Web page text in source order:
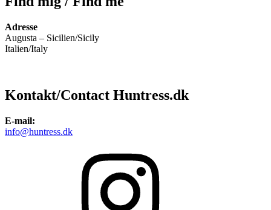
Adresse
Augusta – Sicilien/Sicily
Italien/Italy
Kontakt/Contact Huntress.dk
E-mail:
info@huntress.dk